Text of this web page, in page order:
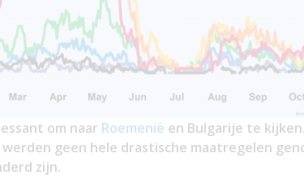
om naar Roemenië en Bulgarije te
geen hele drastische maatregelen
zijn.